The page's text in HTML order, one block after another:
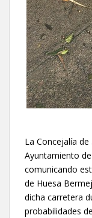
La Concejalía de
Ayuntamiento
comunicando
de Huesa
dicha carretera
probabilidades